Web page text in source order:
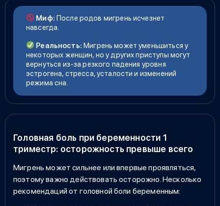
Миф: После родов мигрень исчезнет
навсегда.
Реальность: Мигрень может уменьшиться у
некоторых женщин, но у других приступы могут
вернуться из-за резкого падения уровня
эстрогена, стресса, усталости и изменений
режима сна.
Головная боль при беременности 1
триместр: осторожность превыше всего
Мигрень может сильнее или впервые проявляться,
поэтому важно действовать осторожно. Несколько
рекомендацийот головной боли беременным: